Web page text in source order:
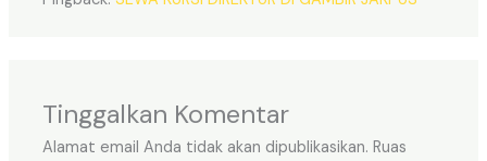
Tinggalkan Komentar
Alamat email Anda tidak akan dipublikasikan. Ruas